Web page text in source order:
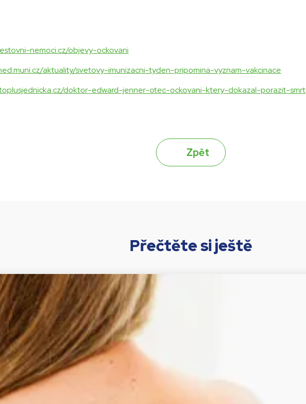
nemoci.cz/objevy-ockovani
aktuality/svetovy-imunizacni-tyden-pripomina-vyznam-vakcinace
doktor-edward-jenner-otec-ockovani-ktery-dokazal-porazit-smrt
Zpět
Přečtěte si ještě